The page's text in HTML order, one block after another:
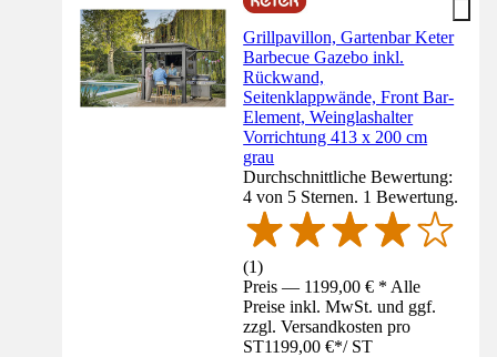
Grillpavillon, Gartenbar Keter
Barbecue Gazebo inkl.
Rückwand,
Seitenklappwände, Front Bar-
Element, Weinglashalter
Vorrichtung 413 x 200 cm
grau
Durchschnittliche Bewertung:
4 von 5 Sternen. 1 Bewertung.
(1)
Preis — 1199,00 € * Alle
Preise inkl. MwSt. und ggf.
zzgl. Versandkosten pro
ST1199,00 €*/ ST